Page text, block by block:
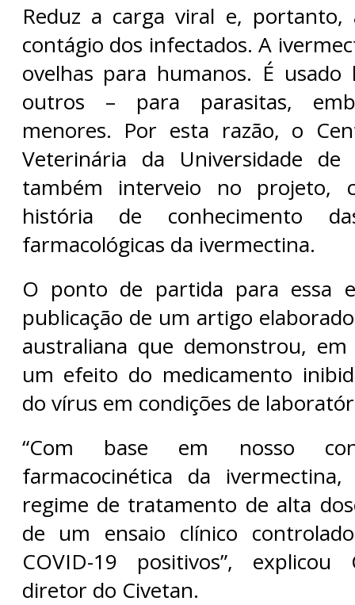
Reduz a carga viral e, portanto,
contágio dos infectados. A
ovelhas para humanos. É
outros – para parasitas,
menores. Por esta razão, o
Veterinária da Universidade de
também interveio no projeto,
história de conhecimento
farmacológicas da ivermectina.
O ponto de partida para essa
publicação de um artigo
australiana que demonstrou,
um efeito do medicamento
do vírus em condições de
“Com base em nosso
farmacocinética da
regime de tratamento de alta
de um ensaio clínico
COVID-19 positivos”, explicou
diretor do Civetan.